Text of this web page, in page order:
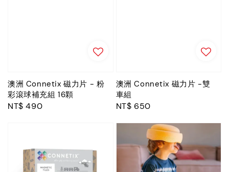
澳洲 Connetix 磁力片 - 粉
彩滾球補充組 16顆
Regular
NT$ 490
澳洲 Connetix 磁力片 -雙
車組
Regular
NT$ 650